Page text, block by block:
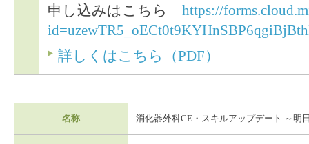
申し込みはこちら https://
詳しくはこちら（PDF）
名称 消化器外科CE・スキルアップデート ～明